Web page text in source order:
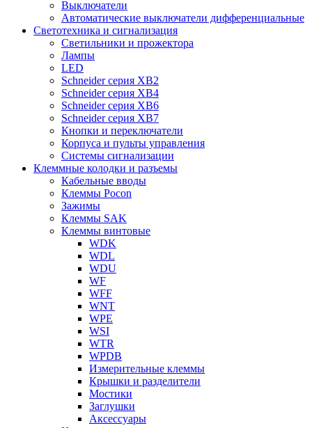
Выключатели
Автоматические выключатели дифференциальные
Светотехника и сигнализация
Светильники и прожектора
Лампы
LED
Schneider серия XB2
Schneider серия XB4
Schneider серия XB6
Schneider серия XB7
Кнопки и переключатели
Корпуса и пульты управления
Системы сигнализации
Клеммные колодки и разъемы
Кабельные вводы
Клеммы Pocon
Зажимы
Клеммы SAK
Клеммы винтовые
WDK
WDL
WDU
WF
WFF
WNT
WPE
WSI
WTR
WPDB
Измерительные клеммы
Крышки и разделители
Мостики
Заглушки
Аксессуары